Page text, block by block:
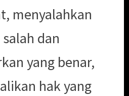
menyalahkan
dan
yang benar,
hak yang